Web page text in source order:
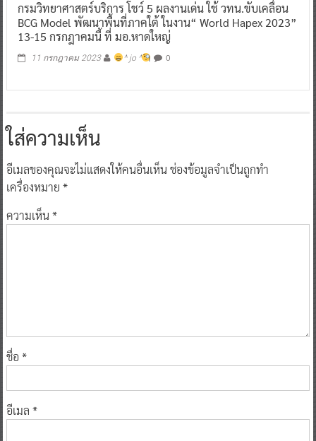
กรมวิทยาศาสตร์บริการ โชว์ 5 ผลงานเด่น ใช้ วทน.ขับเคลื่อน
BCG Model พัฒนาพื้นที่ภาคใต้ ในงาน“ World Hapex 2023”
13-15 กรกฎาคมนี้ ที่ มอ.หาดใหญ่
11 กรกฎาคม 2023 ^ jo ^ 0
ใส่ความเห็น
อีเมลของคุณจะไม่แสดงให้คนอื่นเห็นช่องข้อมูลจำเป็นถูกทำ
เครื่องหมาย *
ความเห็น*
ชื่อ *
อีเมล *